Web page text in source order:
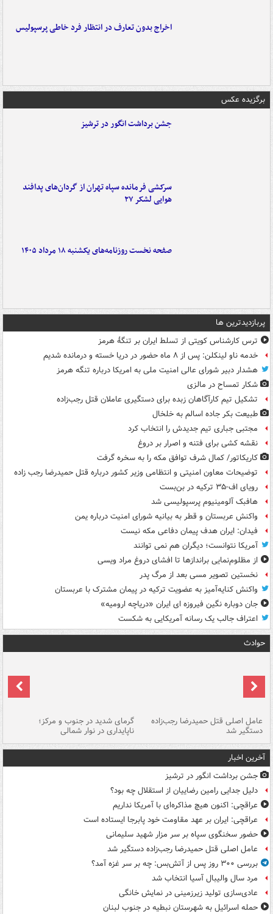
اخراج بدون تعارف در انتظار فرد خاطی پرسپولیس
برگزیده عکس
جشن برداشت انگور در ترشیز
سرکشی فرمانده سپاه تهران از گردان‌های پدافند
هوایی لشکر ۲۷
صفحه نخست روزنامه‌های یکشنبه ۱۸ مرداد ۱۴۰۵
پربازدیدترین ها
ترس کارشناس کویتی از تسلط ایران بر تنگۀ هرمز
خدمه ناو لینکلن: پس از ۸ ماه حضور در دریا خسته و درمانده‌ شدیم
هشدار دبیر شورای عالی امنیت ملی به امریکا درباره تنگه هرمز
شکار تمساح در مالزی
تشکیل تیم کارآگاهان زبده برای دستگیری عاملان قتل رجب‌زاده
طبیعت بکر جاده اسالم به خلخال
مجتبی جباری تیم جدیدش را انتخاب کرد
نقشه کشی برای فتنه و اصرار بر دروغ
کاریکاتور/ کمال شرف توافق مکه را به سخره گرفت
توضیحات معاون امنیتی و انتظامی وزیر کشور درباره قتل حمیدرضا رجب زاده
رویای اف-۳۵ ترکیه در بن‌بست
هافبک آلومینیوم پرسپولیسی شد
واکنش عربستان و قطر به بیانیه شورای امنیت درباره یمن
فیدان: ایران هدف پیمان دفاعی مکه نیست
آمریکا نتوانست؛ دیگران هم نمی توانند
از مظلوم‌نمایی براندازها تا افشای دروغ مراد ویسی
نخستین تصویر مسی بعد از مرگ پدر
واکنش کنایه‌آمیز به عضویت ترکیه در پیمان مشترک با عربستان
جان دوباره نگین فیروزه ای ایران «دریاچه ارومیه»
اعتراف جالب یک رسانه آمریکایی به شکست
حوادث
عامل اصلی قتل حمیدرضا رجب‌زاده
دستگیر شد
گرمای شدید در جنوب و مرکز؛
ناپایداری در نوار شمالی
آخرین اخبار
جشن برداشت انگور در ترشیز
دلیل جدایی رامین رضاییان از استقلال چه بود؟
عراقچی: اکنون هیچ مذاکره‌ای با آمریکا نداریم
عراقچی: ایران بر عهد مقاومت خود پابرجا ایستاده است
حضور سخنگوی سپاه بر سر مزار شهید سلیمانی
عامل اصلی قتل حمیدرضا رجب‌زاده دستگیر شد
بررسی ۳۰۰ روز پس از آتش‌بس: چه بر سر غزه آمد؟
مرد سال والیبال آسیا انتخاب شد
عادی‌سازی تولید زیرزمینی در نمایش خانگی
حمله اسرائیل به شهرستان نبطیه در جنوب لبنان